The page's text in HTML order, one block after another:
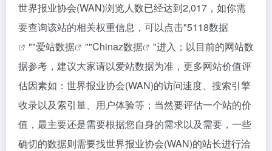
世界报业协会(WAN)浏览人数已经达到2,017，如你需
要查询该站的相关权重信息，可以点击"5118数据
""爱站数据 ""Chinaz数据
"进入；以目前的网站数
据参考，建议大家请以爱站数据为准，更多网站价值评
估因素如：世界报业协会(WAN)的访问速度、搜索引擎
收录以及索引量、用户体验等；当然要评估一个站的价
值，最主要还是需要根据您自身的需求以及需要，一些
确切的数据则需要找世界报业协会(WAN)的站长进行洽